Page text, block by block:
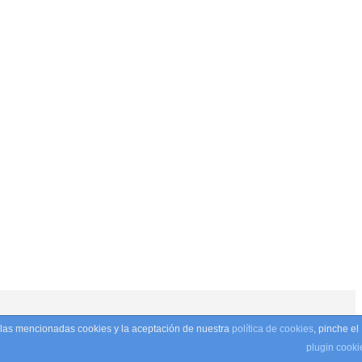
de privacidad•Términos y condiciones
mencionadas cookies y la aceptación de nuestra política de cookies, pinche el
plugin